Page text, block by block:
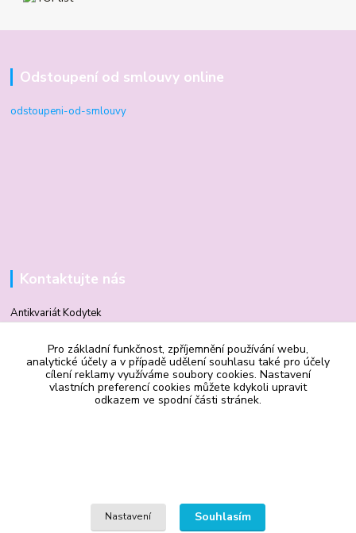
Odstoupení od smlouvy online
odstoupeni-od-smlouvy
Kontaktujte nás
Antikvariát Kodytek
Mgr. Vilma Kodytková
+420 602 506 510
Pro základní funkčnost, zpříjemnění používání webu,
analytické účely a v případě udělení souhlasu také pro účely
cílení reklamy využíváme soubory cookies. Nastavení
vlastních preferencí cookies můžete kdykoli upravit
odkazem ve spodní části stránek.
Nastavení Souhlasím